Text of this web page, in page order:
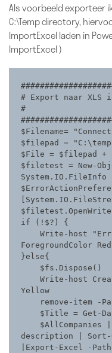
Als voorbeeld exporteer
C:\Temp directory,
ImportExcel laden in
ImportExcel )
# Export naar XLS
#
$Filename=
$filepad =
$File = $filepad +
$filetest = New-
if (!$?) {
ForegroundColor Red
}else{
Yellow
description | Sort-
|Export-Excel -